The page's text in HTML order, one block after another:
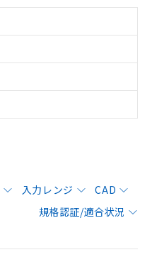
入力レンジ
CAD
規格認証/適合状況